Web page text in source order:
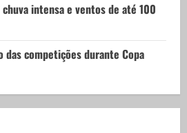
intensa e ventos de até 100
das competições durante Copa